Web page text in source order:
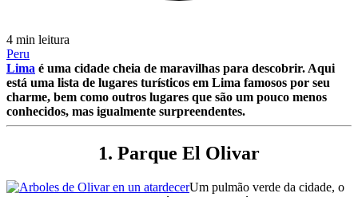
4 min leitura
Peru
Lima é uma cidade cheia de maravilhas para descobrir. Aqui
está uma lista de lugares turísticos em Lima famosos por seu
charme, bem como outros lugares que são um pouco menos
conhecidos, mas igualmente surpreendentes.
1. Parque El Olivar
Um pulmão verde da cidade, o